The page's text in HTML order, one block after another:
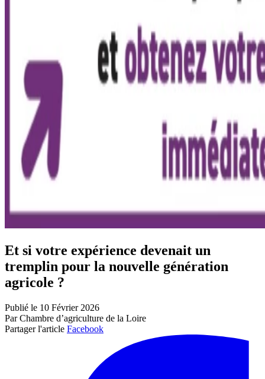
Et si votre expérience devenait un
tremplin pour la nouvelle génération
agricole ?
Publié le 10 Février 2026
Par Chambre d’agriculture de la Loire
Partager l'article Facebook